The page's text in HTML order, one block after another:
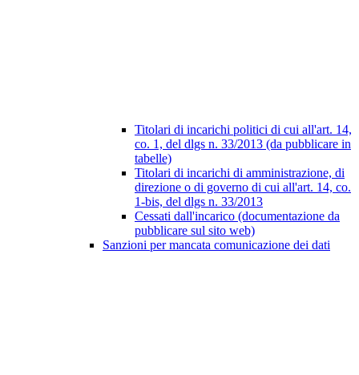
Titolari di incarichi politici di cui all'art. 14,
co. 1, del dlgs n. 33/2013 (da pubblicare in
tabelle)
Titolari di incarichi di amministrazione, di
direzione o di governo di cui all'art. 14, co.
1-bis, del dlgs n. 33/2013
Cessati dall'incarico (documentazione da
pubblicare sul sito web)
Sanzioni per mancata comunicazione dei dati